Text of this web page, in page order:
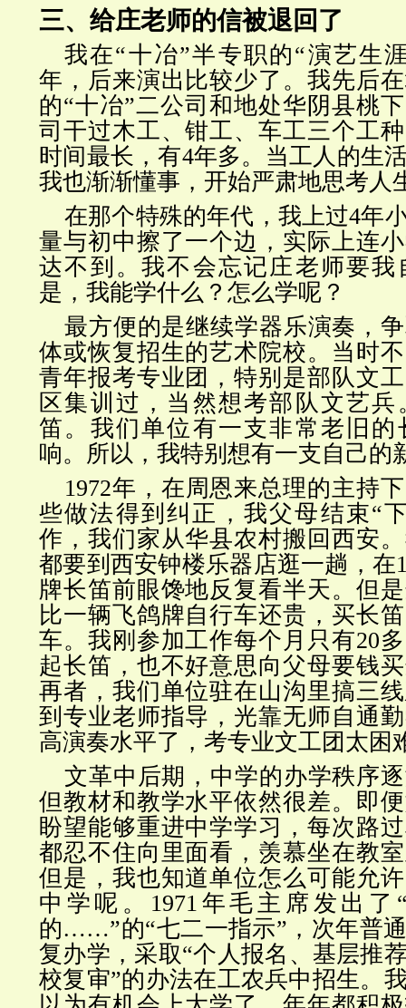
三、给庄老师的信被退回了
我在“十冶”半专职的“演艺生
年，后来演出比较少了。我先后
的“十冶”二公司和地处华阴县桃
司干过木工、钳工、车工三个工
时间最长，有4年多。当工人的生
我也渐渐懂事，开始严肃地思考人
在那个特殊的年代，我上过4年
量与初中擦了一个边，实际上连
达不到。我不会忘记庄老师要我
是，我能学什么？怎么学呢？
最方便的是继续学器乐演奏，
体或恢复招生的艺术院校。当时
青年报考专业团，特别是部队文
区集训过，当然想考部队文艺
笛。我们单位有一支非常老旧的
响。所以，我特别想有一支自己的
1972年，在周恩来总理的主持
些做法得到纠正，我父母结束“
作，我们家从华县农村搬回西安
都要到西安钟楼乐器店逛一趟，在
牌长笛前眼馋地反复看半天。但
比一辆飞鸽牌自行车还贵，买长
车。我刚参加工作每个月只有20
起长笛，也不好意思向父母要钱
再者，我们单位驻在山沟里搞三
到专业老师指导，光靠无师自通
高演奏水平了，考专业文工团太困
文革中后期，中学的办学秩序
但教材和教学水平依然很差。即
盼望能够重进中学学习，每次路
都忍不住向里面看，羡慕坐在教
但是，我也知道单位怎么可能允
中学呢。1971年毛主席发出
的……”的“七二一指示”，次年普
复办学，采取“个人报名、基层推
校复审”的办法在工农兵中招生。